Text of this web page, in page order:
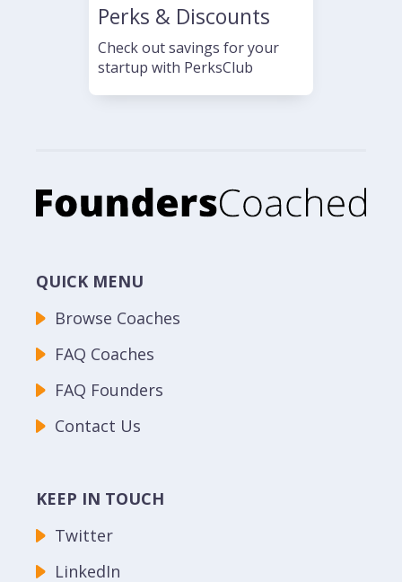
Perks & Discounts
Check out savings for your
startup with PerksClub
QUICK MENU
Browse Coaches
FAQ Coaches
FAQ Founders
Contact Us
KEEP IN TOUCH
Twitter
LinkedIn